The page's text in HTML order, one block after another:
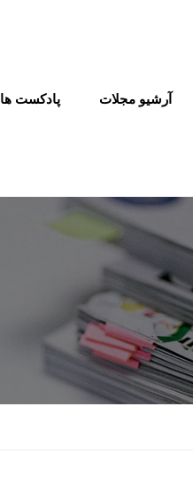
پادکست ها آرشیو مجلات